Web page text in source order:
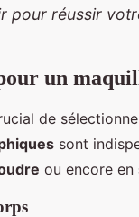
pour réussir
un
de
sont
ou encore en